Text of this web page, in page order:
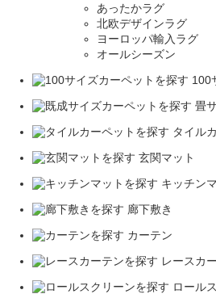
あったかラグ
北欧デザインラグ
ヨーロッパ輸入ラグ
オールシーズン
100
畳
タイル
玄関マット
キッチン
廊下敷き
カーテン
レースカ
ロール